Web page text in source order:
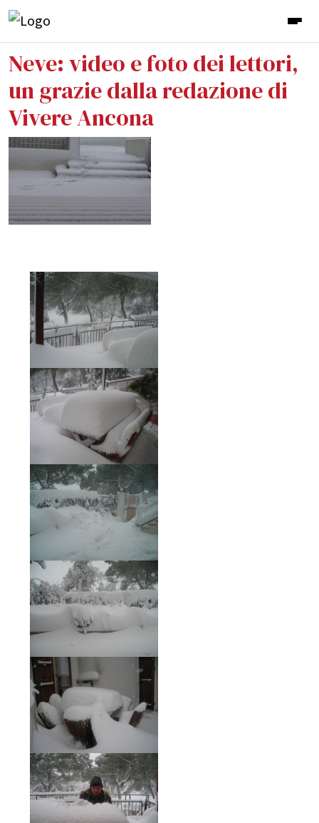
Neve: video e foto dei lettori,
un grazie dalla redazione di
Vivere Ancona